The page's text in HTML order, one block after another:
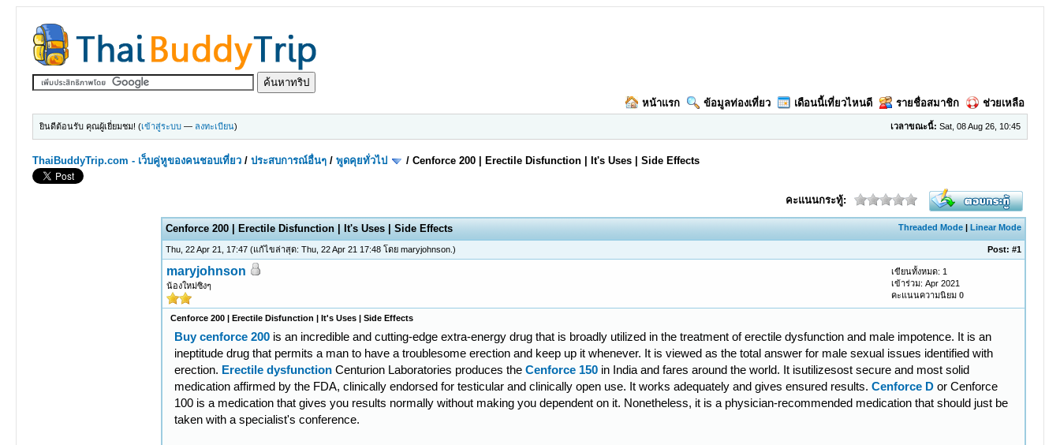
หน้าแรก ข้อมูลท่องเที่ยว เดือนนี้เที่ยวไหนดี รายชื่อสมาชิก ช่วยเหลือ
เวลาขณะนี้: Sat, 08 Aug 26, 10:45
ยินดีต้อนรับ คุณผู้เยี่ยมชม! (เข้าสู่ระบบ — ลงทะเบียน)
ThaiBuddyTrip.com - เว็บคู่หูของคนชอบเที่ยว /ประสบการณ์อื่นๆ /พูดคุยทั่วไป /Cenforce 200 | Erectile Disfunction | It's Uses | Side Effects
คะแนนกระทู้:
Threaded Mode |Linear Mode
Cenforce 200 | Erectile Disfunction | It's Uses | Side Effects
Thu, 22 Apr 21, 17:47(แก้ไขล่าสุด: Thu, 22 Apr 21 17:48 โดยmaryjohnson .) Post:#1
maryjohnson
น้องใหม่ซิงๆ
เขียนทั้งหมด: 1
เข้าร่วม: Apr 2021
คะแนนความนิยม0
Cenforce 200 | Erectile Disfunction | It's Uses | Side Effects
Buy cenforce 200 is an incredible and cutting-edge extra-energy drug that is broadly utilized in the treatment of erectile dysfunction and male impotence. It is an
ineptitude drug that permits a man to have a troublesome erection and keep up it whenever. It is viewed as the total answer for male sexual issues identified with
erection. Erectile dysfunction Centurion Laboratories produces theCenforce 150 in India and fares around the world. It isutilizesost secure and most solid
medication affirmed by the FDA, clinically endorsed for testicular and clinically open use. It works adequately and gives ensured results.Cenforce D or Cenforce
100 is a medication that gives you results normally without making you dependent on it. Nonetheless, it is a physician-recommended medication that should just be
taken with a specialist's conference.